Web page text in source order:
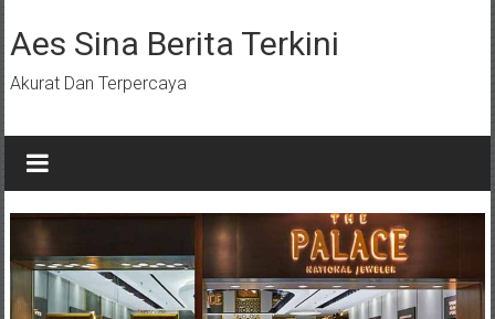
ke
konten
Aes Sina Berita Terkini
Akurat Dan Terpercaya